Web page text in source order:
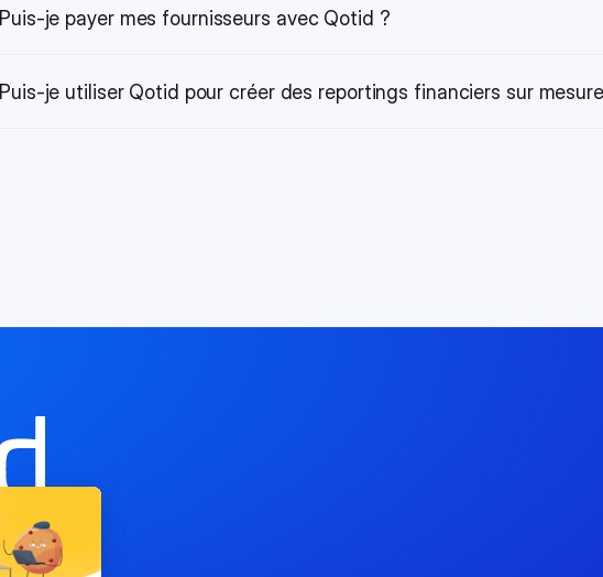
Puis-je payer mes fournisseurs avec Qotid ?
Puis-je utiliser Qotid pour créer des reportings financiers sur